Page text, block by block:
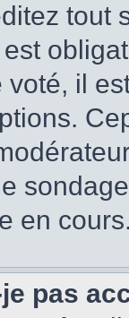
tout
voté, il
en
pas